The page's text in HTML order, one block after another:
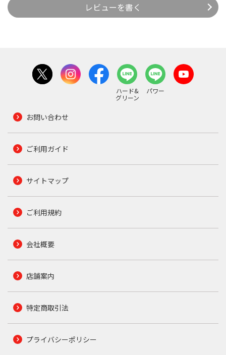
レビューを書く
ハード&
グリーン
パワー
お問い合わせ
ご利用ガイド
サイトマップ
ご利用規約
会社概要
店舗案内
特定商取引法
プライバシーポリシー